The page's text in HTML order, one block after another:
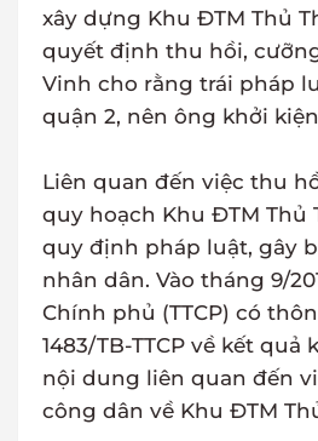
xây dựng Khu ĐTM Thủ
quyết định thu hồi,
Vinh cho rằng trái pháp
quận 2, nên ông khởi
Liên quan đến việc thu
quy hoạch Khu ĐTM Thủ
quy định pháp luật, gây
nhân dân. Vào tháng 9/
Chính phủ (TTCP) có
1483/TB-TTCP về kết quả
nội dung liên quan đến
công dân về Khu ĐTM